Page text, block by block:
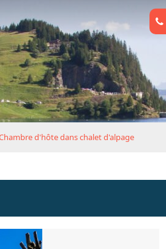
d'hôte dans chalet d'alpage